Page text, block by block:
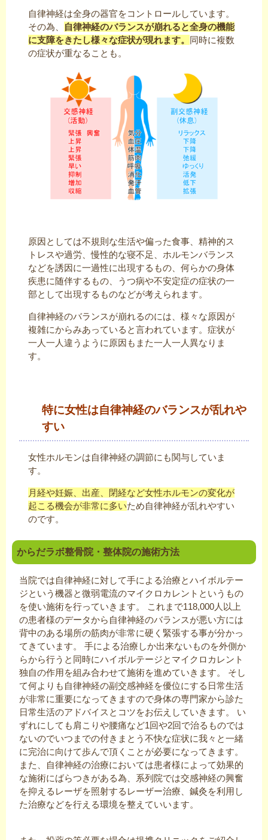
自律神経は全身の器官をコントロールしています。
その為、
自律神経のバランスが崩れると全身の機能
に支障をきたし様々な症状が現れます。 同時に複数
の症状が重なることも。
原因としては不規則な生活や偏った食事、精神的ス
トレスや過労、慢性的な寝不足、ホルモンバランス
などを誘因に一過性に出現するもの、何らかの身体
疾患に随伴するもの、うつ病や不安定症の症状の一
部として出現するものなどが考えられます。
自律神経のバランスが崩れるのには、様々な原因が
複雑にからみあっていると言われています。症状が
一人一人違うように原因もまた一人一人異なりま
す。
特に女性は自律神経のバランスが乱れや
すい
女性ホルモンは自律神経の調節にも関与していま
す。
月経や妊娠、出産、閉経など女性ホルモンの変化が
起こる機会が非常に多いため自律神経が乱れやすい
のです。
からだラボ整骨院・整体院の施術方法
当院では自律神経に対して手による治療とハイボルテー
ジという機器と微弱電流のマイクロカレントというもの
を使い施術を行っていきます。 これまで118,000人以上
の患者様のデータから自律神経のバランスが悪い方には
背中のある場所の筋肉が非常に硬く緊張する事が分かっ
てきています。 手による治療しか出来ないものを外側か
らから行うと同時にハイボルテージとマイクロカレント
独自の作用を組み合わせて施術を進めていきます。 そし
て何よりも自律神経の副交感神経を優位にする日常生活
が非常に重要になってきますので身体の専門家から診た
日常生活のアドバイスとコツをお伝えしていきます。 い
ずれにしても肩こりや腰痛など1回や2回で治るものでは
ないのでいつまでの付きまとう不快な症状に我々と一緒
に完治に向けて歩んで頂くことが必要になってきます。
また、自律神経の治療においては患者様によって効果的
な施術にばらつきがある為、系列院では交感神経の興奮
を抑えるレーザを照射するレーザー治療、鍼灸を利用し
た治療などを行える環境を整えていいます。